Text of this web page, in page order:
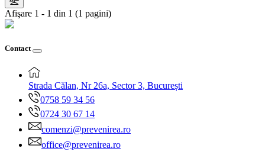
Afişare 1 - 1 din 1 (1 pagini)
Contact
Strada Călan, Nr 26a, Sector 3, București
0758 59 34 56
0724 30 67 14
comenzi@prevenirea.ro
office@prevenirea.ro